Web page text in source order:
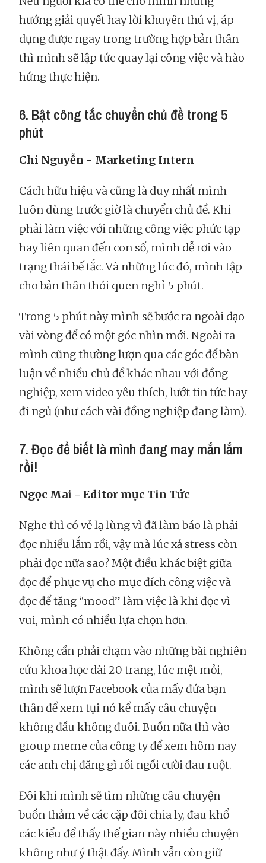
hướng giải quyết hay lời khuyên thú vị, áp
dụng được ngay trong trường hợp bản thân
thì mình sẽ lập tức quay lại công việc và hào
hứng thực hiện.
6. Bật công tắc chuyển chủ đề trong 5
phút
Chi Nguyễn - Marketing Intern
Cách hữu hiệu và cũng là duy nhất mình
luôn dùng trước giờ là chuyển chủ đề. Khi
phải làm việc với những công việc phức tạp
hay liên quan đến con số, mình dễ rơi vào
trạng thái bế tắc. Và những lúc đó, mình tập
cho bản thân thói quen nghỉ 5 phút.
Trong 5 phút này mình sẽ bước ra ngoài dạo
vài vòng để có một góc nhìn mới. Ngoài ra
mình cũng thường lượn qua các góc để bàn
luận về nhiều chủ đề khác nhau với đồng
nghiệp, xem video yêu thích, lướt tin tức hay
đi ngủ (như cách vài đồng nghiệp đang làm).
7. Đọc để biết là mình đang may mắn lắm
rồi!
Ngọc Mai - Editor mục Tin Tức
Nghe thì có vẻ lạ lùng vì đã làm báo là phải
đọc nhiều lắm rồi, vậy mà lúc xả stress còn
phải đọc nữa sao? Một điều khác biệt giữa
đọc để phục vụ cho mục đích công việc và
đọc để tăng “mood” làm việc là khi đọc vì
vui, mình có nhiều lựa chọn hơn.
Không cần phải chạm vào những bài nghiên
cứu khoa học dài 20 trang, lúc mệt mỏi,
mình sẽ lượn Facebook của mấy đứa bạn
thân để xem tụi nó kể mấy câu chuyện
không đầu không đuôi. Buồn nữa thì vào
group meme của công ty để xem hôm nay
các anh chị đăng gì rồi ngồi cười đau ruột.
Đôi khi mình sẽ tìm những câu chuyện
buồn thảm về các cặp đôi chia ly, đau khổ
các kiểu để thấy thế gian này nhiều chuyện
không như ý thật đấy. Mình vẫn còn giữ